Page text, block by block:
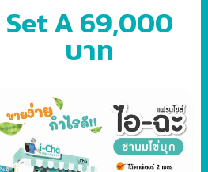
Set A 69,000
บาท